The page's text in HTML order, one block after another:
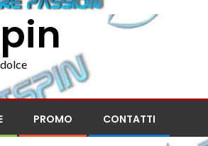
PROMO CONTATTI